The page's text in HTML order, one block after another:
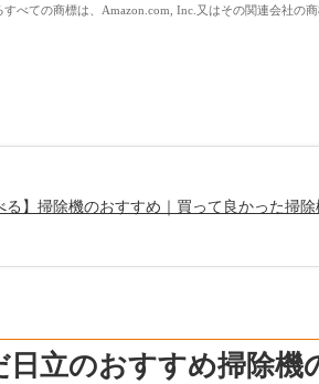
べての商標は、Amazon.com, Inc.又はその関連会社の商
る】掃除機のおすすめ｜買って良かった掃
日立のおすすめ掃除